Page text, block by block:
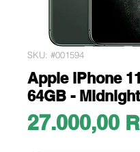
SKU: #001594
Apple iPhone
64GB -
27.000,00